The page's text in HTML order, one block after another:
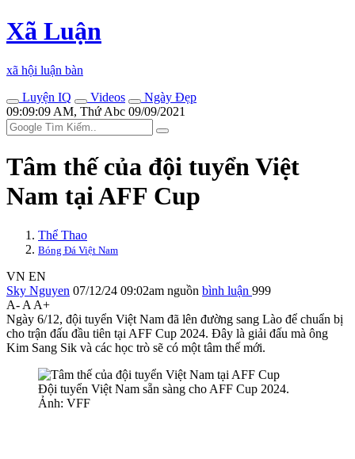
Xã Luận
xã hội luận bàn
Luyện IQ
Videos
Ngày Đẹp
09:09:09 AM, Thứ Abc 09/09/2021
Tâm thế của đội tuyển Việt
Nam tại AFF Cup
Thể Thao
Bóng Đá Việt Nam
VN EN
Sky Nguyen 07/12/24 09:02am nguồn bình luận 999
A- A A+
Ngày 6/12, đội tuyển Việt Nam đã lên đường sang Lào để chuẩn bị
cho trận đấu đầu tiên tại AFF Cup 2024. Đây là giải đấu mà ông
Kim Sang Sik và các học trò sẽ có một tâm thế mới.
Đội tuyển Việt Nam sẵn sàng cho AFF Cup 2024.
Ảnh: VFF